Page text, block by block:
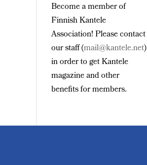
Become a member of
Finnish Kantele
Association! Please contact
our staff (mail@kantele.net)
in order to get Kantele
magazine and other
benefits for members.